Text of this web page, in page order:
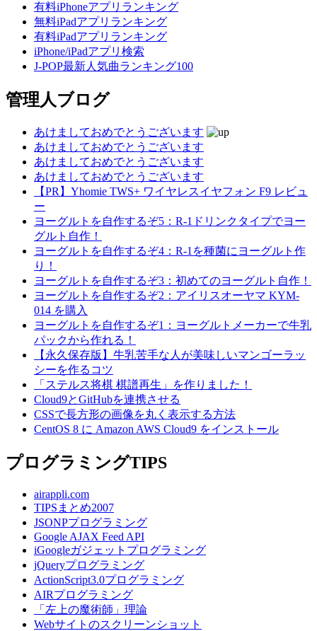
有料iPhoneアプリランキング
無料iPadアプリランキング
有料iPadアプリランキング
iPhone/iPadアプリ検索
J-POP最新人気曲ランキング100
管理人ブログ
あけましておめでとうございます
あけましておめでとうございます
あけましておめでとうございます
あけましておめでとうございます
【PR】Yhomie TWS+ ワイヤレスイヤフォン F9 レビュ
ー
ヨーグルトを自作するぞ5：R-1ドリンクタイプでヨー
グルト自作！
ヨーグルトを自作するぞ4：R-1を種菌にヨーグルト作
り！
ヨーグルトを自作するぞ3：初めてのヨーグルト自作！
ヨーグルトを自作するぞ2：アイリスオーヤマ KYM-
014 を購入
ヨーグルトを自作するぞ1：ヨーグルトメーカーで牛乳
パックから作れる！
【永久保存版】牛乳苦手な人が美味しいマンゴーラッ
シーを作るコツ
「ステルス将棋 棋譜再生」を作りました！
Cloud9とGitHubを連携させる
CSSで長方形の画像を丸く表示する方法
CentOS 8 に Amazon AWS Cloud9 をインストール
プログラミングTIPS
airappli.com
TIPSまとめ2007
JSONPプログラミング
Google AJAX Feed API
iGoogleガジェットプログラミング
jQueryプログラミング
ActionScript3.0プログラミング
AIRプログラミング
「左上の魔術師」理論
Webサイトのスクリーンショット